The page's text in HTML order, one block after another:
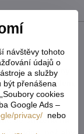
( závěsů ) je
byly obě strany
nevíme předem,
že každý
více než
Je střižená na
návštěvy tohoto
údajů o
a služby
být přenášena
cookies
Google Ads –
privacy/ nebo